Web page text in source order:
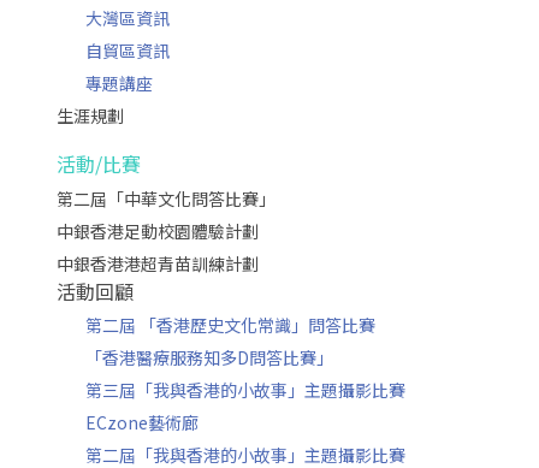
大灣區資訊
自貿區資訊
專題講座
生涯規劃
活動/比賽
第二屆「中華文化問答比賽」
中銀香港足動校園體驗計劃
中銀香港港超青苗訓練計劃
活動回顧
第二屆 「香港歷史文化常識」問答比賽
「香港醫療服務知多D問答比賽」
第三屆「我與香港的小故事」主題攝影比賽
ECzone藝術廊
第二屆「我與香港的小故事」主題攝影比賽